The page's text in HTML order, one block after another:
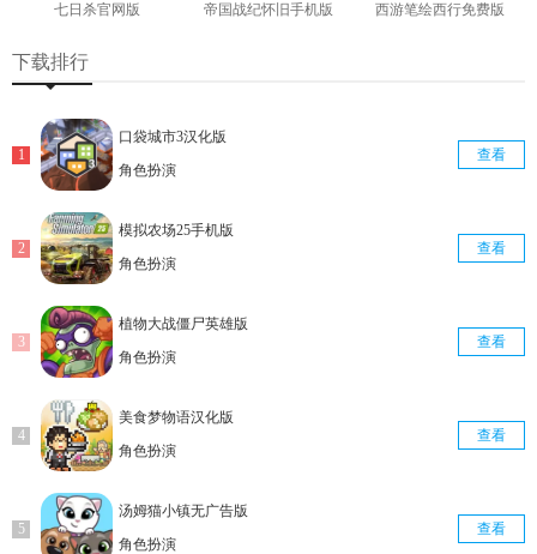
七日杀官网版 帝国战纪怀旧手机版 西游笔绘西行免费版
下载排行
口袋城市3汉化版
角色扮演
查看
模拟农场25手机版
角色扮演
查看
植物大战僵尸英雄版
角色扮演
查看
美食梦物语汉化版
角色扮演
查看
汤姆猫小镇无广告版
角色扮演
查看